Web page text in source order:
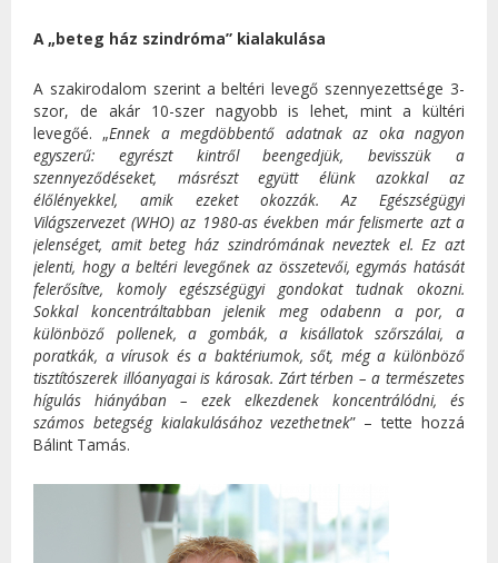
A „beteg ház szindróma” kialakulása
A szakirodalom szerint a beltéri levegő szennyezettsége 3-
szor, de akár 10-szer nagyobb is lehet, mint a kültéri
levegőé. „Ennek a megdöbbentő adatnak az oka nagyon
egyszerű: egyrészt kintről beengedjük, bevisszük a
szennyeződéseket, másrészt együtt élünk azokkal az
élőlényekkel, amik ezeket okozzák. Az Egészségügyi
Világszervezet (WHO) az 1980-as években már felismerte azt a
jelenséget, amit beteg ház szindrómának neveztek el. Ez azt
jelenti, hogy a beltéri levegőnek az összetevői, egymás hatását
felerősítve, komoly egészségügyi gondokat tudnak okozni.
Sokkal koncentráltabban jelenik meg odabenn a por, a
különböző pollenek, a gombák, a kisállatok szőrszálai, a
poratkák, a vírusok és a baktériumok, sőt, még a különböző
tisztítószerek illóanyagai is károsak. Zárt térben – a természetes
hígulás hiányában – ezek elkezdenek koncentrálódni, és
számos betegség kialakulásához vezethetnek” – tette hozzá
Bálint Tamás.